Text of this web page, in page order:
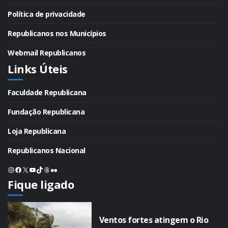
Política de privacidade
Republicanos nos Municípios
Webmail Republicanos
Links Úteis
Faculdade Republicana
Fundação Republicana
Loja Republicana
Republicanos Nacional
Instagram
Facebook
X Youtube
TikTok
Threads
Flickr
Fique ligado
Ventos fortes atingem o Rio